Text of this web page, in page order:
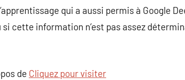
qui a aussi permis à Google
cette information n’est pas assez
de Cliquez pour visiter